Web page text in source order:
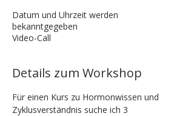
Datum und Uhrzeit werden
bekanntgegeben
Video-Call
Details zum Workshop
Für einen Kurs zu Hormonwissen und
Zyklusverständnis suche ich 3